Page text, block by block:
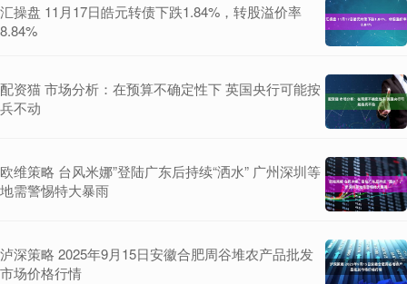
汇操盘 11月17日皓元转债下跌1.84%，转股溢价率
8.84%
配资猫 市场分析：在预算不确定性下 英国央行可能按
兵不动
欧维策略 台风米娜”登陆广东后持续“洒水” 广州深圳等
地需警惕特大暴雨
泸深策略 2025年9月15日安徽合肥周谷堆农产品批发
市场价格行情